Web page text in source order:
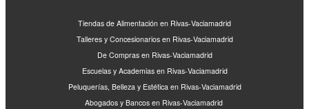
Tiendas de Alimentación en Rivas-Vaciamadrid
Talleres y Concesionarios en Rivas-Vaciamadrid
De Compras en Rivas-Vaciamadrid
Escuelas y Academias en Rivas-Vaciamadrid
Peluquerías, Belleza y Estética en Rivas-Vaciamadrid
Abogados y Bancos en Rivas-Vaciamadrid